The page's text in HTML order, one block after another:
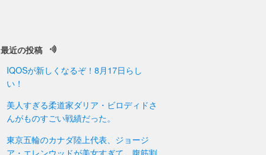
最近の投稿
IQOSが新しくなるぞ！8月17日らし
い！
美人すぎる柔道家ダリア・ビロディドさ
んがものすごい戦績だった。
東京五輪のカナダ陸上代表、ジョージ
ア・エレンウッドが美女すぎて、腹筋割